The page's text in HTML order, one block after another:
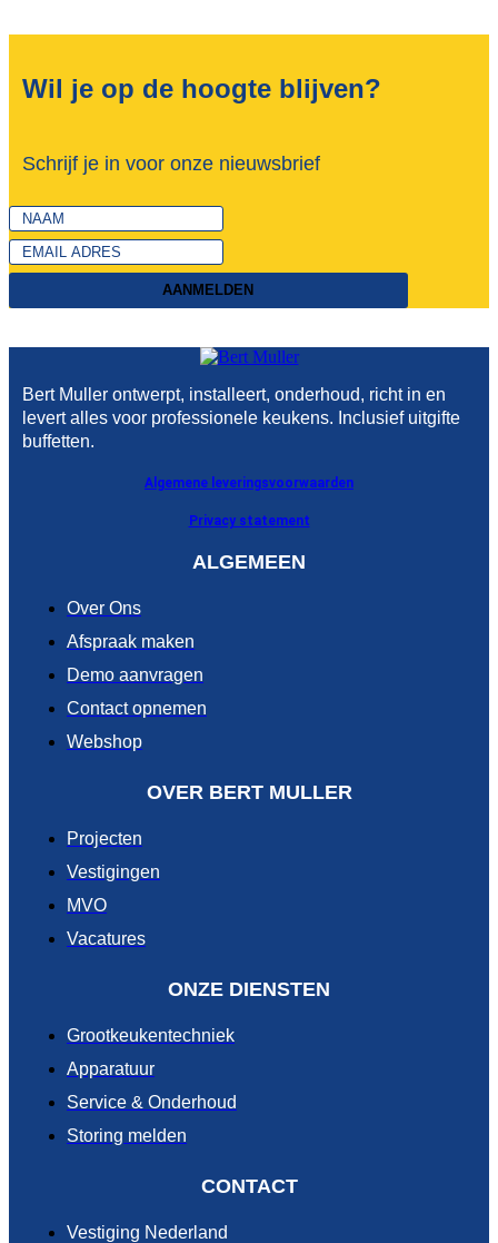
Wil je op de hoogte blijven?
Schrijf je in voor onze nieuwsbrief
AANMELDEN
Bert Muller ontwerpt, installeert, onderhoud, richt in en
levert alles voor professionele keukens. Inclusief uitgifte
buffetten.
Algemene leveringsvoorwaarden
Privacy statement
ALGEMEEN
Over Ons
Afspraak maken
Demo aanvragen
Contact opnemen
Webshop
OVER BERT MULLER
Projecten
Vestigingen
MVO
Vacatures
ONZE DIENSTEN
Grootkeukentechniek
Apparatuur
Service & Onderhoud
Storing melden
CONTACT
Vestiging Nederland